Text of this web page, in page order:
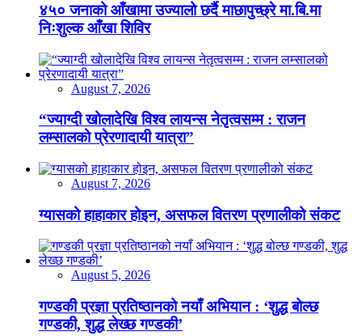
४५० जनाको आँखामा उज्यालो छर्दै माछापुच्छ्रे मा.बि.मा
निःशुल्क आँखा शिविर
August 7, 2026
“ज्याग्दी खोलादेखि विश्व लायन्स नेतृत्वसम्म : राजन
लम्सालको प्रेरणादायी यात्रा”
August 7, 2026
ग्यासको हाहाकार होइन, असफल वितरण प्रणालीको संकट
August 5, 2026
गण्डकी प्रज्ञा प्रतिष्ठानको नयाँ अभियान : ‘शुद्ध बोल्छ
गण्डकी, शुद्ध लेख्छ गण्डकी’